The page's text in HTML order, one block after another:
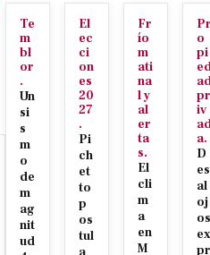
Te
m
bl
or
.
Un
si
s
m
o
de
m
ag
nit
ud
El
ec
ci
on
es
20
27
.
Pi
ch
et
to
p
os
tul
Fr
ío
m
ati
na
l y
al
er
ta
s.
El
cli
m
a
en
M
Pr
o
pi
pr
iv
a.
D
es
al
oj
os
ex
pr